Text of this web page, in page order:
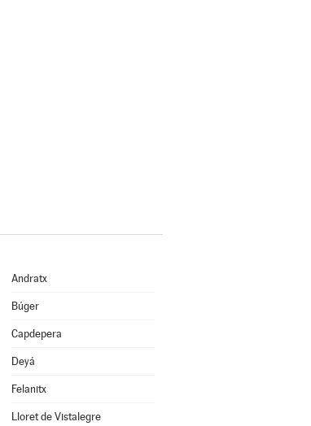
Andratx
Búger
Capdepera
Deyá
Felanitx
Lloret de Vistalegre